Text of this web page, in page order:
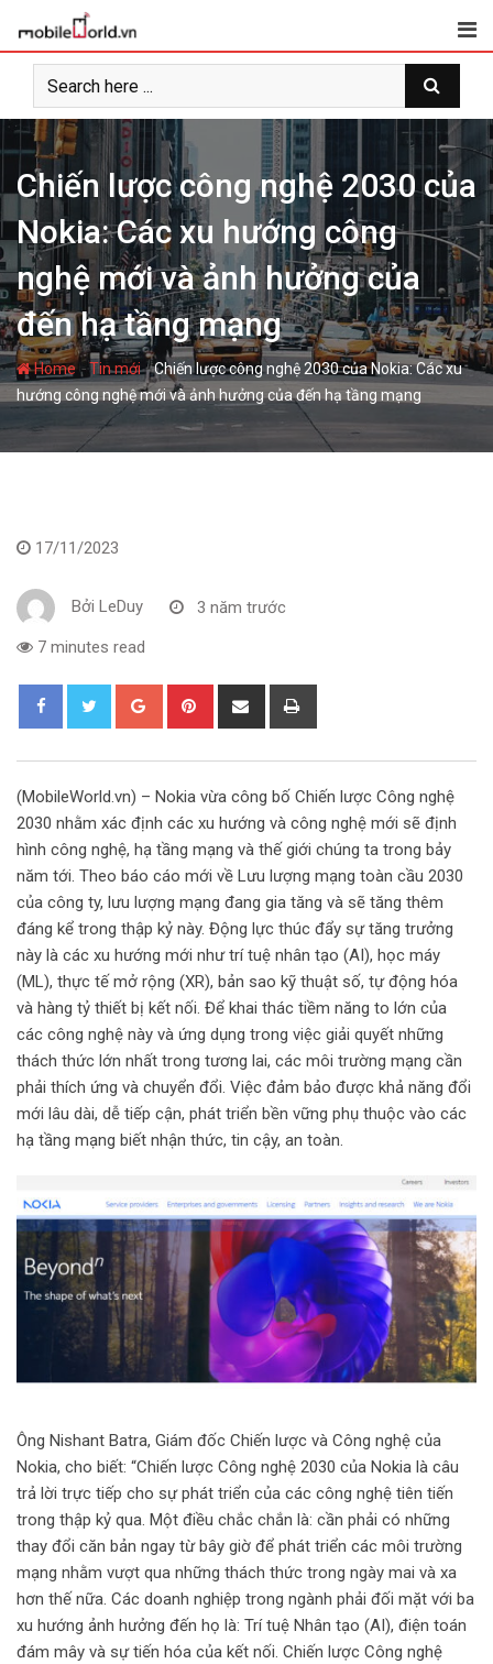
t
o
o
n
t
e
n
t
Chiến lược công nghệ 2030 của
Nokia: Các xu hướng công
nghệ mới và ảnh hưởng của
đến hạ tầng mạng
Home-Tin mới-Chiến lược công nghệ 2030 của Nokia: Các xu
hướng công nghệ mới và ảnh hưởng của đến hạ tầng mạng
17/11/2023
Bởi LeDuy 3 năm trước
7 minutes read
o
l
e
+
i
e
r
e
s
t
h
e
v
i
a
E
m
a
i
l
r
t
(MobileWorld.vn) – Nokia vừa công bố Chiến lược Công nghệ
2030 nhằm xác định các xu hướng và công nghệ mới sẽ định
hình công nghệ, hạ tầng mạng và thế giới chúng ta trong bảy
năm tới. Theo báo cáo mới về Lưu lượng mạng toàn cầu 2030
của công ty, lưu lượng mạng đang gia tăng và sẽ tăng thêm
đáng kể trong thập kỷ này. Động lực thúc đẩy sự tăng trưởng
này là các xu hướng mới như trí tuệ nhân tạo (AI), học máy
(ML), thực tế mở rộng (XR), bản sao kỹ thuật số, tự động hóa
và hàng tỷ thiết bị kết nối. Để khai thác tiềm năng to lớn của
các công nghệ này và ứng dụng trong việc giải quyết những
thách thức lớn nhất trong tương lai, các môi trường mạng cần
phải thích ứng và chuyển đổi. Việc đảm bảo được khả năng đổi
mới lâu dài, dễ tiếp cận, phát triển bền vững phụ thuộc vào các
hạ tầng mạng biết nhận thức, tin cậy, an toàn.
Ông Nishant Batra, Giám đốc Chiến lược và Công nghệ của
Nokia, cho biết: “Chiến lược Công nghệ 2030 của Nokia là câu
trả lời trực tiếp cho sự phát triển của các công nghệ tiên tiến
trong thập kỷ qua. Một điều chắc chắn là: cần phải có những
thay đổi căn bản ngay từ bây giờ để phát triển các môi trường
mạng nhằm vượt qua những thách thức trong ngày mai và xa
hơn thế nữa. Các doanh nghiệp trong ngành phải đối mặt với ba
xu hướng ảnh hưởng đến họ là: Trí tuệ Nhân tạo (AI), điện toán
đám mây và sự tiến hóa của kết nối. Chiến lược Công nghệ